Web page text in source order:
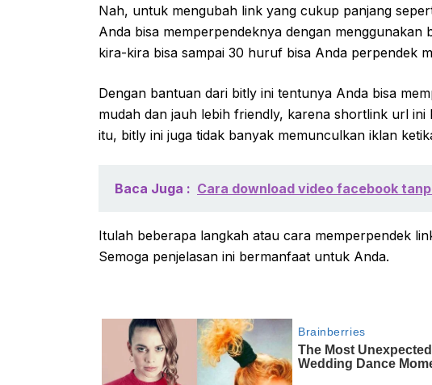
Nah, untuk mengubah link yang cukup panjang
Anda bisa memperpendeknya dengan menggunakan
kira-kira bisa sampai 30 huruf bisa Anda perpendek
Dengan bantuan dari bitly ini tentunya Anda bisa
mudah dan jauh lebih friendly, karena shortlink url ini
itu, bitly ini juga tidak banyak memunculkan iklan
Baca Juga : Cara download video facebook
Itulah beberapa langkah atau cara memperpendek
Semoga penjelasan ini bermanfaat untuk Anda.